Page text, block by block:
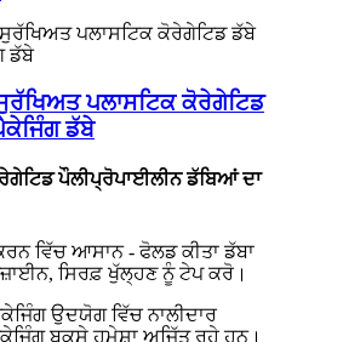
ਪਲਾਸਟਿਕ ਕੋਰੇਗੇਟਿਡ
ਡੱਬੇ
ਪੌਲੀਪ੍ਰੋਪਾਈਲੀਨ ਡੱਬਿਆਂ ਦਾ
ਵਿੱਚ ਆਸਾਨ - ਫੋਲਡ ਕੀਤਾ ਡੱਬਾ
ਸਿਰਫ਼ ਖੁੱਲ੍ਹਣ ਨੂੰ ਟੇਪ ਕਰੋ।
ਉਦਯੋਗ ਵਿੱਚ ਨਾਲੀਦਾਰ
ਬਕਸੇ ਹਮੇਸ਼ਾ ਅਜਿੱਤ ਰਹੇ ਹਨ।